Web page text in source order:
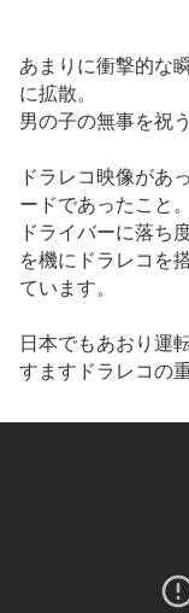
あまりに衝撃的な
に拡散。
男の子の無事を祝
ドラレコ映像があ
ードであったこと。
ドライバーに落ち
を機にドラレコを
ています。
日本でもあおり運
すますドラレコの